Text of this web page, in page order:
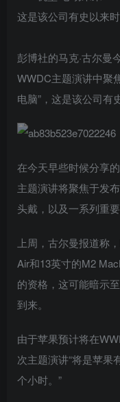
这是该公司有史以来
彭博社的马克·古尔曼
WWDC主题演讲中聚
电脑”，这是该公司有
在今天早些时候分享
主题演讲将聚焦于发
头戴，以及一系列重
上周，古尔曼报道称
Air‌和13英寸的‌‌M2‌‌
的资格，这可能暗示
到来。
由于苹果预计将在
次主题演讲“将是苹果
个小时。”‌